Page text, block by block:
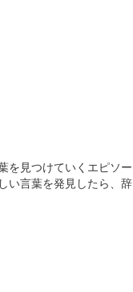
を見つけていくエピソー
い言葉を発見したら、辞